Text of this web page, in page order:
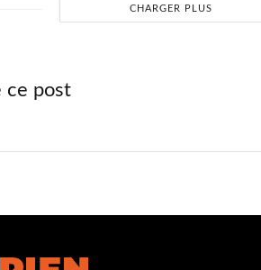
CHARGER PLUS
ce post